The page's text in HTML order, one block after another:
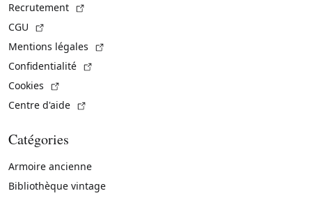
Recrutement
CGU
Mentions légales
Confidentialité
Cookies
Centre d'aide
Catégories
Armoire ancienne
Bibliothèque vintage